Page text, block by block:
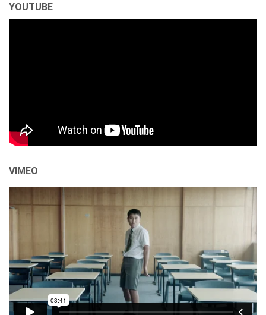
YOUTUBE
VIMEO